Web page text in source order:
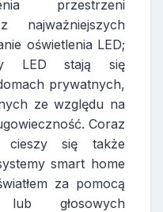
przestrzeni
najważniejszych
oświetlenia LED;
LED stają się
prywatnych,
ze względu na
Coraz
cieszy się także
smart home
za pomocą
głosowych